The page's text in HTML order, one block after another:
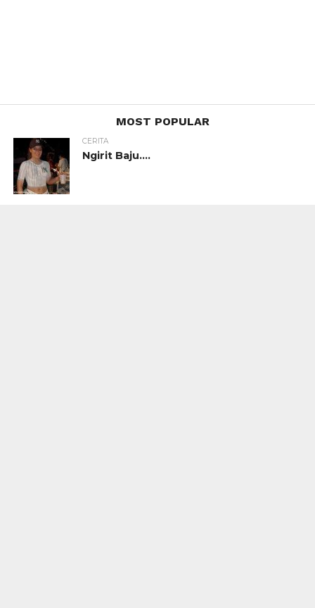
MOST POPULAR
CERITA
Ngirit Baju….